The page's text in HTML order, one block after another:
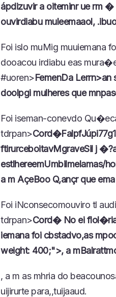
ápdizuvir a oiteminr ue rm
ouvirdiabu muleemaaol,
Foi islo muMig muuiemana
dooacou irdiabu eas
#uoren>FemenDa
doolpgi mulheres que
Foi iseman-conevdo
tdrpan>
ftirurceboitavMgraveSil j
estlhereemUmbilmelamas/
a m AçeBoo Q,ançr que
Foi iNconsecomouviro tl
tdrpan>Cord� No ei
iemana foi cbstadvo,as
weight: 400;">, a
, a m as mhria do
uijirurte para,,tuijaaud.